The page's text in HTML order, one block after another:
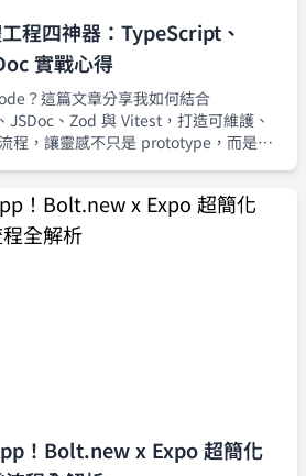
程四神器：TypeScript、
實戰心得
？這篇文章分享我如何結合
、Zod 與 Vitest，打造可維護、
程，讓靈感不只是 prototype，而是真
！Bolt.new x Expo 超簡化